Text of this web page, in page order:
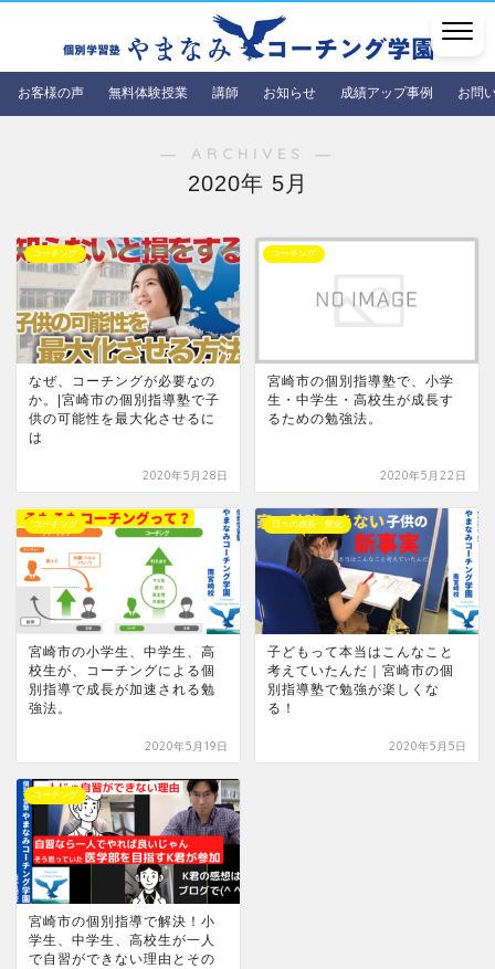
お客様の声 無料体験授業 講師 お知らせ 成績アップ事例 お問
― ARCHIVES ―
2020年 5月
コーチング
なぜ、コーチングが必要なの
か。|宮崎市の個別指導塾で子
供の可能性を最大化させるに
は
2020年5月28日
コーチング
宮崎市の個別指導塾で、小学
生・中学生・高校生が成長す
るための勉強法。
2020年5月22日
コーチング
宮崎市の小学生、中学生、高
校生が、コーチングによる個
別指導で成長が加速される勉
強法。
2020年5月19日
日々の成長・変化
子どもって本当はこんなこと
考えていたんだ｜宮崎市の個
別指導塾で勉強が楽しくな
る！
2020年5月5日
コーチング
宮崎市の個別指導で解決！小
学生、中学生、高校生が一人
で自習ができない理由とその